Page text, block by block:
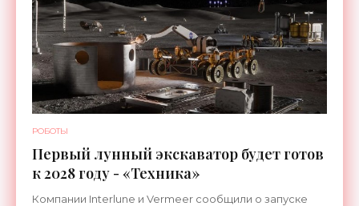
РОБОТЫ
Первый лунный экскаватор будет готов
к 2028 году - «Техника»
Компании Interlune и Vermeer сообщили о запуске